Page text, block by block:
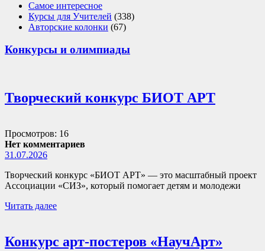
Самое интересное
Курсы для Учителей (338)
Авторские колонки (67)
Конкурсы и олимпиады
Творческий конкурс БИОТ АРТ
Просмотров: 16
Нет комментариев
31.07.2026
Творческий конкурс «БИОТ АРТ» — это масштабный проект
Ассоциации «СИЗ», который помогает детям и молодежи
Читать далее
Конкурс арт-постеров «НаучАрт»